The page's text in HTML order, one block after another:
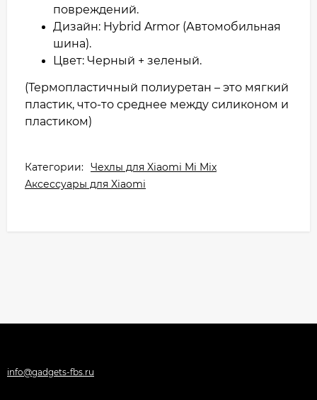
повреждений.
Дизайн: Hybrid Armor (Автомобильная
шина).
Цвет: Черный + зеленый.
(Термопластичный полиуретан – это мягкий
пластик, что-то среднее между силиконом и
пластиком)
Категории: Чехлы для Xiaomi Mi Mix
Аксессуары для Xiaomi
info@gadgets-fbs.ru